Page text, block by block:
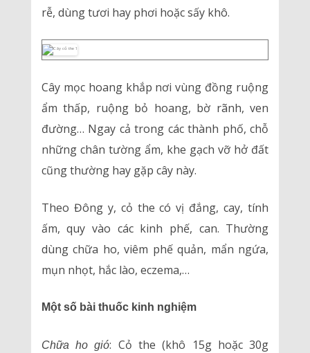
rễ, dùng tươi hay phơi hoặc sấy khô.
Cây mọc hoang khắp nơi vùng đồng ruộng
ẩm thấp, ruộng bỏ hoang, bờ rãnh, ven
đường… Ngay cả trong các thành phố, chỗ
những chân tường ẩm, khe gạch vỡ hở đất
cũng thường hay gặp cây này.
Theo Đông y, cỏ the có vị đắng, cay, tính
ấm, quy vào các kinh phế, can. Thường
dùng chữa ho, viêm phế quản, mẩn ngứa,
mụn nhọt, hắc lào, eczema,…
Một số bài thuốc kinh nghiệm
Chữa ho gió: Cỏ the (khô 15g hoặc 30g